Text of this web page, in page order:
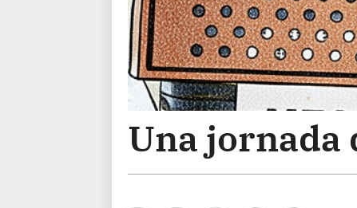
Una jornada